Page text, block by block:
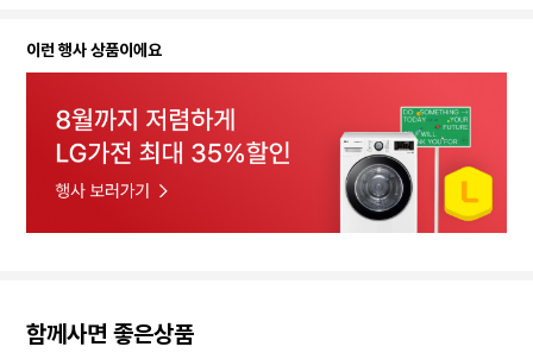
이런 행사 상품이에요
함께사면 좋은상품